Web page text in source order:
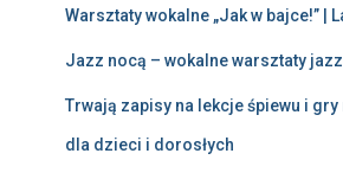
Warsztaty wokalne „Jak w bajce!” |
Jazz nocą – wokalne warsztaty
Trwają zapisy na lekcje śpiewu i
dla dzieci i dorosłych